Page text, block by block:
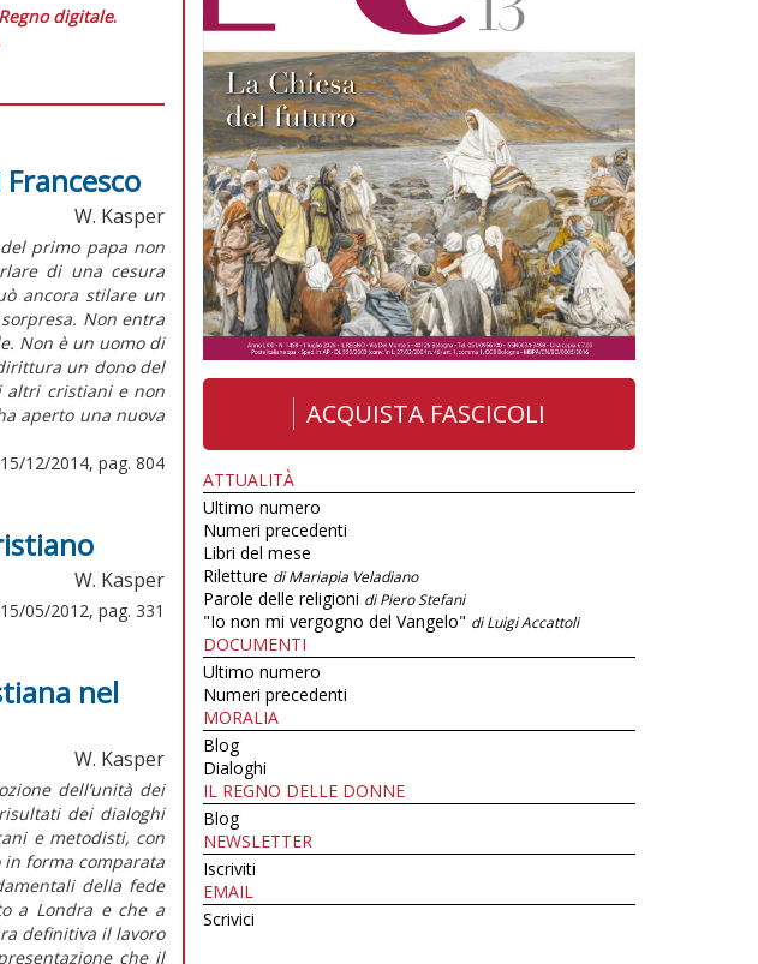
digitale.
W. Kasper
primo papa non
di una cesura
ancora stilare un
Non entra
Non è un uomo di
un dono del
altri cristiani e non
aperto una nuova
12/2014, pag. 804
W. Kasper
05/2012, pag. 331
nel
W. Kasper
dell’unità dei
dei dialoghi
e metodisti, con
forma comparata
della fede
a Londra e che a
definitiva il lavoro
che il
ACQUISTA FASCICOLI
ATTUALITÀ
Ultimo numero
Numeri precedenti
Libri del mese
Riletture di Mariapia Veladiano
Parole delle religioni di Piero Stefani
"Io non mi vergogno del Vangelo" di Luigi Accattoli
DOCUMENTI
Ultimo numero
Numeri precedenti
MORALIA
Blog
Dialoghi
IL REGNO DELLE DONNE
Blog
NEWSLETTER
Iscriviti
EMAIL
Scrivici